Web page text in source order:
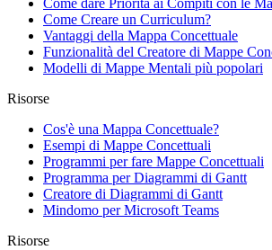
Come dare Priorità ai Compiti con le
Come Creare un Curriculum?
Vantaggi della Mappa Concettuale
Funzionalità del Creatore di Mappe
Modelli di Mappe Mentali più popolari
Risorse
Cos'è una Mappa Concettuale?
Esempi di Mappe Concettuali
Programmi per fare Mappe Concettuali
Programma per Diagrammi di Gantt
Creatore di Diagrammi di Gantt
Mindomo per Microsoft Teams
Risorse